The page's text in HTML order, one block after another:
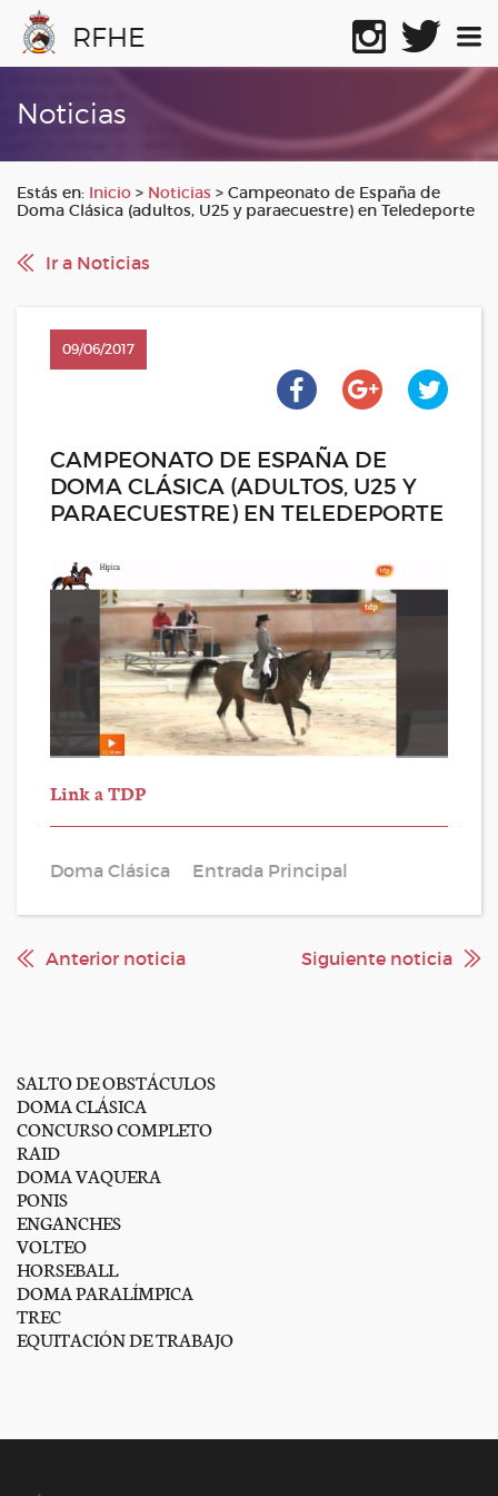
RFHE
Noticias
Estás en: Inicio > Noticias > Campeonato de España de
Doma Clásica (adultos, U25 y paraecuestre) en Teledeporte
Ir a Noticias
09/06/2017
CAMPEONATO DE ESPAÑA DE
DOMA CLÁSICA (ADULTOS, U25 Y
PARAECUESTRE) EN TELEDEPORTE
Link a TDP
Doma Clásica Entrada Principal
Anterior noticia Siguiente noticia
SALTO DE OBSTÁCULOS
DOMA CLÁSICA
CONCURSO COMPLETO
RAID
DOMA VAQUERA
PONIS
ENGANCHES
VOLTEO
HORSEBALL
DOMA PARALÍMPICA
TREC
EQUITACIÓN DE TRABAJO